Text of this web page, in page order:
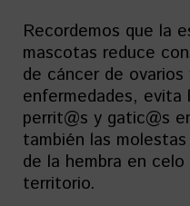
Recordemos que la
mascotas reduce
de cáncer de
enfermedades, evita
perrit@s y gatic@s
también las
de la hembra en
territorio.